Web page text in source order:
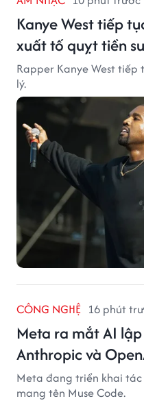
Kanye West tiếp
xuất tố quỵt tiền
Rapper Kanye West
lý.
CÔNG NGHỆ 16 phút
Meta ra mắt AI
Anthropic và
Meta đang triển khai
mang tên Muse Code.